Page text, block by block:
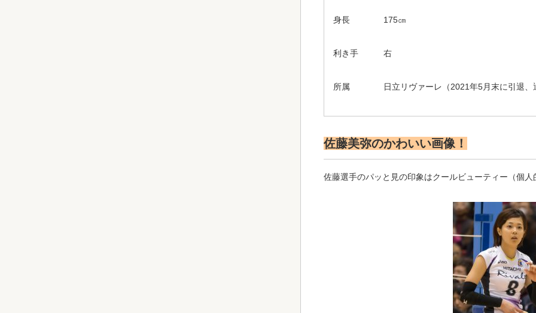
身長 175㎝
利き手 右
所属 日立リヴァーレ（2021年5月末に引退、
佐藤美弥のかわいい画像！
佐藤選手のパッと見の印象はクールビューティー（個人